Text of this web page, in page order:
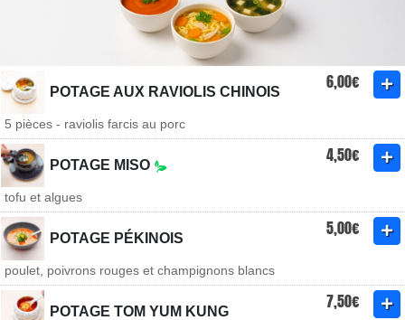
POTAGE AUX RAVIOLIS CHINOIS 6,00€
5 pièces - raviolis farcis au porc
POTAGE MISO 4,50€
tofu et algues
POTAGE PÉKINOIS 5,00€
poulet, poivrons rouges et champignons blancs
POTAGE TOM YUM KUNG 7,50€